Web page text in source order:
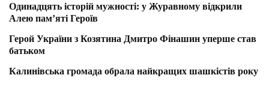
Одинадцять історій мужності: у Журавному відкрили
Алею пам’яті Героїв
Герой України з Козятина Дмитро Фінашин уперше став
батьком
Калинівська громада обрала найкращих шашкістів року